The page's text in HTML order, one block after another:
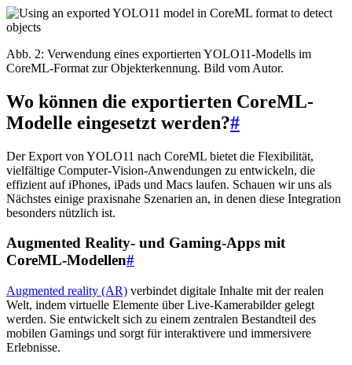
Abb. 2: Verwendung eines exportierten YOLO11-Modells im
CoreML-Format zur Objekterkennung. Bild vom Autor.
Wo können die exportierten CoreML-
Modelle eingesetzt werden?#
Der Export von YOLO11 nach CoreML bietet die Flexibilität,
vielfältige Computer-Vision-Anwendungen zu entwickeln, die
effizient auf iPhones, iPads und Macs laufen. Schauen wir uns als
Nächstes einige praxisnahe Szenarien an, in denen diese Integration
besonders nützlich ist.
Augmented Reality- und Gaming-Apps mit
CoreML-Modellen#
Augmented reality (AR) verbindet digitale Inhalte mit der realen
Welt, indem virtuelle Elemente über Live-Kamerabilder gelegt
werden. Sie entwickelt sich zu einem zentralen Bestandteil des
mobilen Gamings und sorgt für interaktivere und immersivere
Erlebnisse.